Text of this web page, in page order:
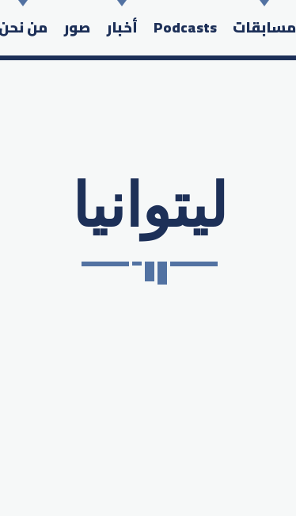
مسابقات Podcasts أخبار صور من نحن
Search in the website:
ليتوانيا